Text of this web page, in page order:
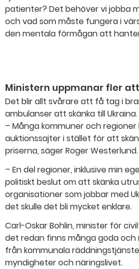
patienter? Det behöver vi jobba
och vad som måste fungera i
den mentala förmågan att
Ministern uppmanar fler
Det blir allt svårare att få tag i
ambulanser att skänka till Ukraina.
– Många kommuner och
auktionssajter i stället för att
priserna, säger Roger Westerlund.
– En del regioner, inklusive min
politiskt beslut om att skänka
organisationer som jobbar med
det skulle det bli mycket enklare.
Carl-Oskar Bohlin, minister för
det redan finns många goda
från kommunala
myndigheter och näringslivet.